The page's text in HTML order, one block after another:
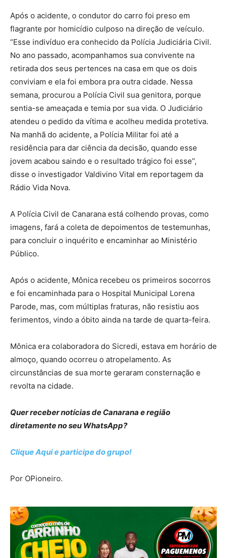
Após o acidente, o condutor do carro foi preso em
flagrante por homicídio culposo na direção de veículo.
“Esse indivíduo era conhecido da Polícia Judiciária Civil.
No ano passado, acompanhamos sua convivente na
retirada dos seus pertences na casa em que os dois
conviviam e ela foi embora pra outra cidade. Nessa
semana, procurou a Polícia Civil sua genitora, porque
sentia-se ameaçada e temia por sua vida. O Judiciário
atendeu o pedido da vítima e acolheu medida protetiva.
Na manhã do acidente, a Polícia Militar foi até a
residência para dar ciência da decisão, quando esse
jovem acabou saindo e o resultado trágico foi esse”,
disse o investigador Valdivino Vital em reportagem da
Rádio Vida Nova.
A Polícia Civil de Canarana está colhendo provas, como
imagens, fará a coleta de depoimentos de testemunhas,
para concluir o inquérito e encaminhar ao Ministério
Público.
Após o acidente, Mônica recebeu os primeiros socorros
e foi encaminhada para o Hospital Municipal Lorena
Parode, mas, com múltiplas fraturas, não resistiu aos
ferimentos, vindo a óbito ainda na tarde de quarta-feira.
Mônica era colaboradora do Sicredi, estava em horário de
almoço, quando ocorreu o atropelamento. As
circunstâncias de sua morte geraram consternação e
revolta na cidade.
Quer receber notícias de Canarana e região
diretamente no seu WhatsApp?
Clique Aqui e participe do grupo!
Por OPioneiro.